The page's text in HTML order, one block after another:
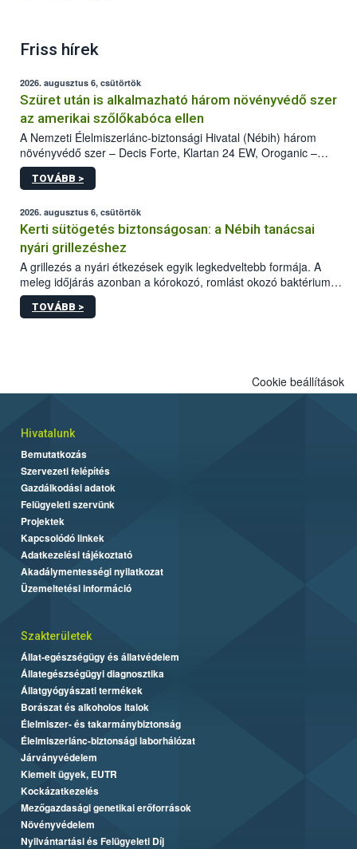
Friss hírek
2026. augusztus 6, csütörtök
Szüret után is alkalmazható három növényvédő szer
az amerikai szőlőkabóca ellen
A Nemzeti Élelmiszerlánc-biztonsági Hivatal (Nébih) három
növényvédő szer – Decis Forte, Klartan 24 EW, Oroganic –
engedélyokiratát módosította, így azok a szüretet követően,
egészen a vesszőérettség (BBCH 91) stádiumáig
érésű szőlőkben is legyen lehetőség a károsító elleni további
védekezésre. Az Oroganic készítmény kis kiszerelésben kiskerti
felhasználók számára is elérhető és ökológiai termesztésben is
engedélyezett.
TOVÁBB >
2026. augusztus 6, csütörtök
Kerti sütögetés biztonságosan: a Nébih tanácsai
nyári grillezéshez
A grillezés a nyári étkezések egyik legkedveltebb formája. A
meleg időjárás azonban a kórokozó, romlást okozó baktériumok
gyorsabb szaporodásának is kedvez. A szabadtéri sütögetés
ezért nem csupán a megfelelő sütési technikáról szól: legalább
TOVÁBB >
Cookie beállítások
Hivatalunk
Bemutatkozás
Szervezeti felépítés
Gazdálkodási adatok
Felügyeleti szervünk
Projektek
Kapcsolódó linkek
Adatkezelési tájékoztató
Akadálymentességi nyilatkozat
Üzemeltetési információ
Szakterületek
Állat-egészségügy és állatvédelem
Állategészségügyi diagnosztika
Állatgyógyászati termékek
Borászat és alkoholos italok
Élelmiszer- és takarmánybiztonság
Élelmiszerlánc-biztonsági laborhálózat
Járványvédelem
Kiemelt ügyek, EUTR
Kockázatkezelés
Mezőgazdasági genetikai erőforrások
Növényvédelem
Nyilvántartási és Felügyeleti Díj